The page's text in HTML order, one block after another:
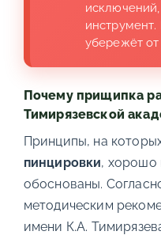
убережёт
Почему прищипка
Тимирязевской
Принципы, на
пинцировки, хорошо
обоснованы.
методическим
имени К.А.